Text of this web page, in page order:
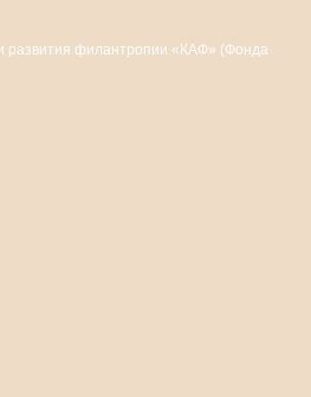
развития филантропии «КАФ» (Фонда